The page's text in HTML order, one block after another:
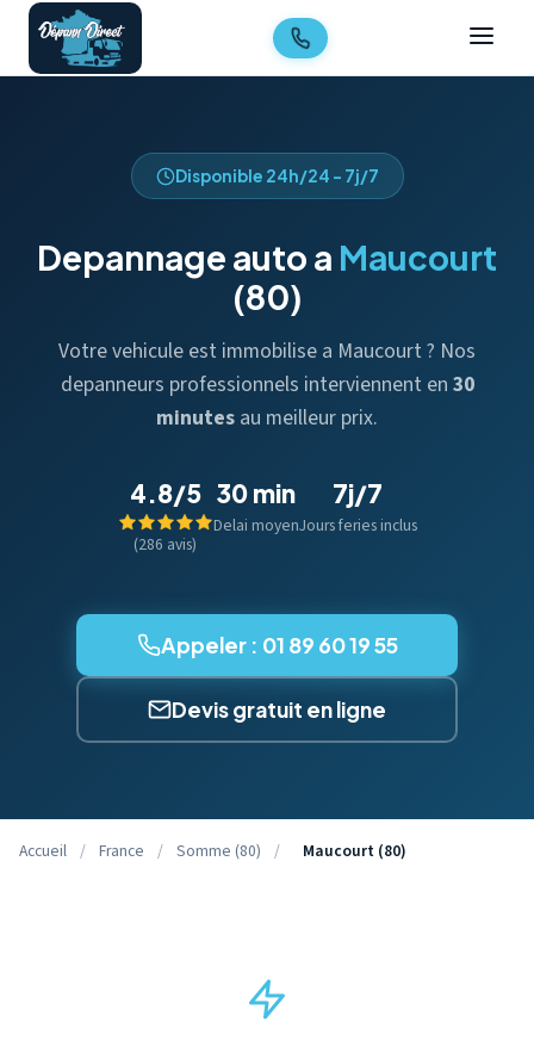
Disponible 24h/24 - 7j/7
Depannage auto a Maucourt
(80)
Votre vehicule est immobilise a Maucourt ? Nos
depanneurs professionnels interviennent en 30
minutes au meilleur prix.
4.8/5
(286 avis)
30 min
Delai moyen
7j/7
Jours feries inclus
Appeler : 01 89 60 19 55
Devis gratuit en ligne
Accueil / France / Somme (80) / Maucourt (80)